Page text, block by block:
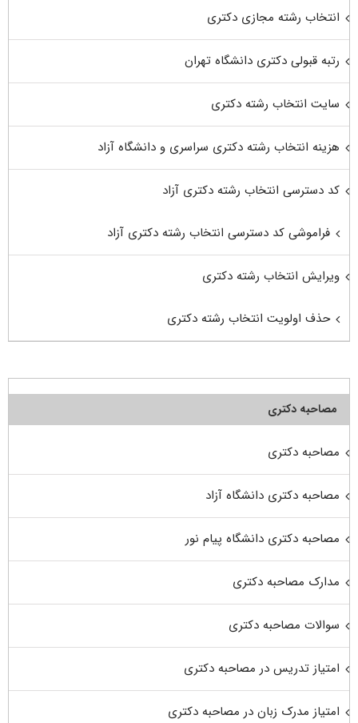
انتخاب رشته مجازی دکتری
رتبه قبولی دکتری دانشگاه تهران
سایت انتخاب رشته دکتری
هزینه انتخاب رشته دکتری سراسری و دانشگاه آزاد
کد دسترسی انتخاب رشته دکتری آزاد
فراموشی کد دسترسی انتخاب رشته دکتری آزاد
ویرایش انتخاب رشته دکتری
حذف اولویت انتخاب رشته دکتری
مصاحبه دکتری
مصاحبه دکتری
مصاحبه دکتری دانشگاه آزاد
مصاحبه دکتری دانشگاه پیام نور
مدارک مصاحبه دکتری
سوالات مصاحبه دکتری
امتیاز تدریس در مصاحبه دکتری
امتیاز مدرک زبان در مصاحبه دکتری